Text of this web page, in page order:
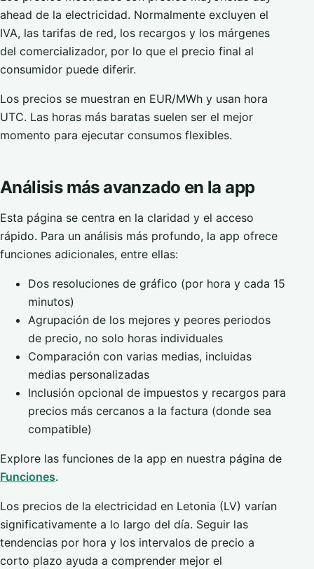
ahead de la electricidad. Normalmente excluyen el
IVA, las tarifas de red, los recargos y los márgenes
del comercializador, por lo que el precio final al
consumidor puede diferir.
Los precios se muestran en EUR/MWh y usan hora
UTC. Las horas más baratas suelen ser el mejor
momento para ejecutar consumos flexibles.
Análisis más avanzado en la app
Esta página se centra en la claridad y el acceso
rápido. Para un análisis más profundo, la app ofrece
funciones adicionales, entre ellas:
Dos resoluciones de gráfico (por hora y cada 15
minutos)
Agrupación de los mejores y peores periodos
de precio, no solo horas individuales
Comparación con varias medias, incluidas
medias personalizadas
Inclusión opcional de impuestos y recargos para
precios más cercanos a la factura (donde sea
compatible)
Explore las funciones de la app en nuestra página de
Funciones.
Los precios de la electricidad en Letonia (LV) varían
significativamente a lo largo del día. Seguir las
tendencias por hora y los intervalos de precio a
corto plazo ayuda a comprender mejor el